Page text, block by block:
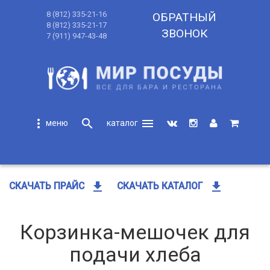
8 (812) 335-21-16
8 (812) 335-21-17
7 (911) 947-43-48
ОБРАТНЫЙ
ЗВОНОК
more_vert search
menu
СКАЧАТЬ ПРАЙС get_app СКАЧАТЬ КАТАЛОГ get_app
Корзинка-мешочек для
подачи хлеба